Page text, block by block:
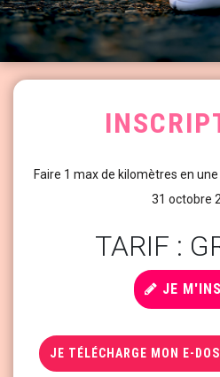
Faire 1 max de kilomètres en
31 octobre
TARIF :
JE
JE TÉLÉCHARGE MON E-